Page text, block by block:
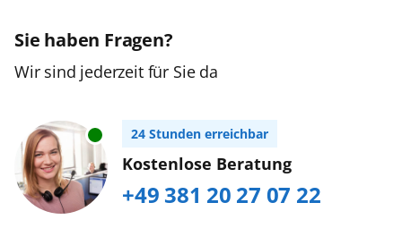
Sie haben Fragen?
Wir sind jederzeit für Sie da
24 Stunden erreichbar
Kostenlose Beratung
+49 381 20 27 07 22